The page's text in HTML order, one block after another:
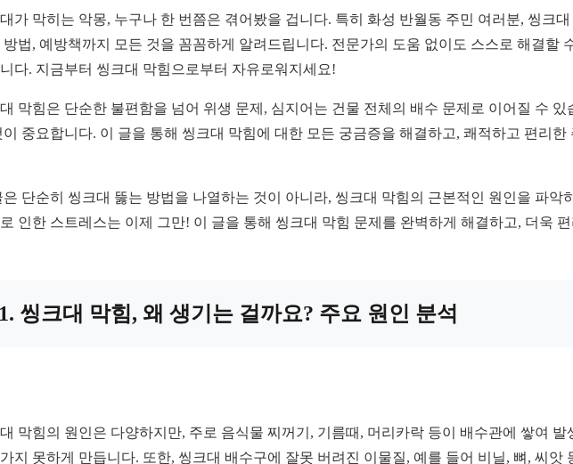
가 막히는 악몽, 누구나 한 번쯤은 겪어봤을 겁니다. 특히 화성 반월동 주민 여러분, 씽크
방법, 예방책까지 모든 것을 꼼꼼하게 알려드립니다. 전문가의 도움 없이도 스스로 해결할
다. 지금부터 씽크대 막힘으로부터 자유로워지세요!
막힘은 단순한 불편함을 넘어 위생 문제, 심지어는 건물 전체의 배수 문제로 이어질 수
이 중요합니다. 이 글을 통해 씽크대 막힘에 대한 모든 궁금증을 해결하고, 쾌적하고 편리
은 단순히 씽크대 뚫는 방법을 나열하는 것이 아니라, 씽크대 막힘의 근본적인 원인을 파
인한 스트레스는 이제 그만! 이 글을 통해 씽크대 막힘 문제를 완벽하게 해결하고, 더욱
씽크대 막힘, 왜 생기는 걸까요? 주요 원인 분석
막힘의 원인은 다양하지만, 주로 음식물 찌꺼기, 기름때, 머리카락 등이 배수관에 쌓여
지 못하게 만듭니다. 또한, 씽크대 배수구에 잘못 버려진 이물질, 예를 들어 비닐, 뼈, 씨